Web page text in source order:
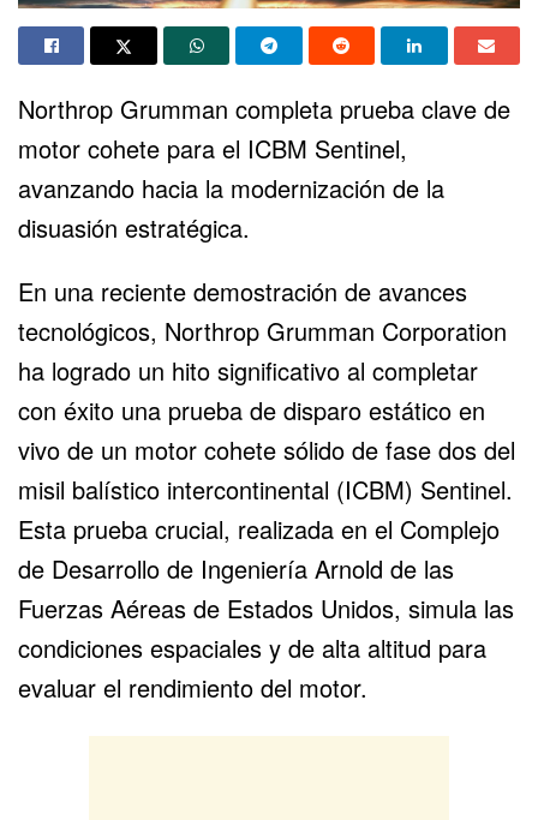
Northrop Grumman completa prueba clave de
motor cohete para el ICBM Sentinel,
avanzando hacia la modernización de la
disuasión estratégica.
En una reciente demostración de avances
tecnológicos, Northrop Grumman Corporation
ha logrado un hito significativo al completar
con éxito una prueba de disparo estático en
vivo de un motor cohete sólido de fase dos del
misil balístico intercontinental (ICBM) Sentinel.
Esta prueba crucial, realizada en el Complejo
de Desarrollo de Ingeniería Arnold de las
Fuerzas Aéreas de Estados Unidos, simula las
condiciones espaciales y de alta altitud para
evaluar el rendimiento del motor.